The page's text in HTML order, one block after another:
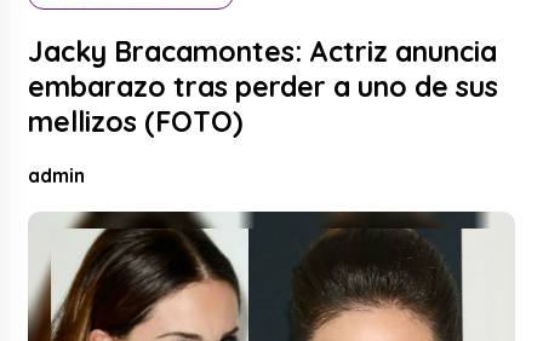
Jacky Bracamontes: Actriz anuncia
embarazo tras perder a uno de sus
mellizos (FOTO)
admin